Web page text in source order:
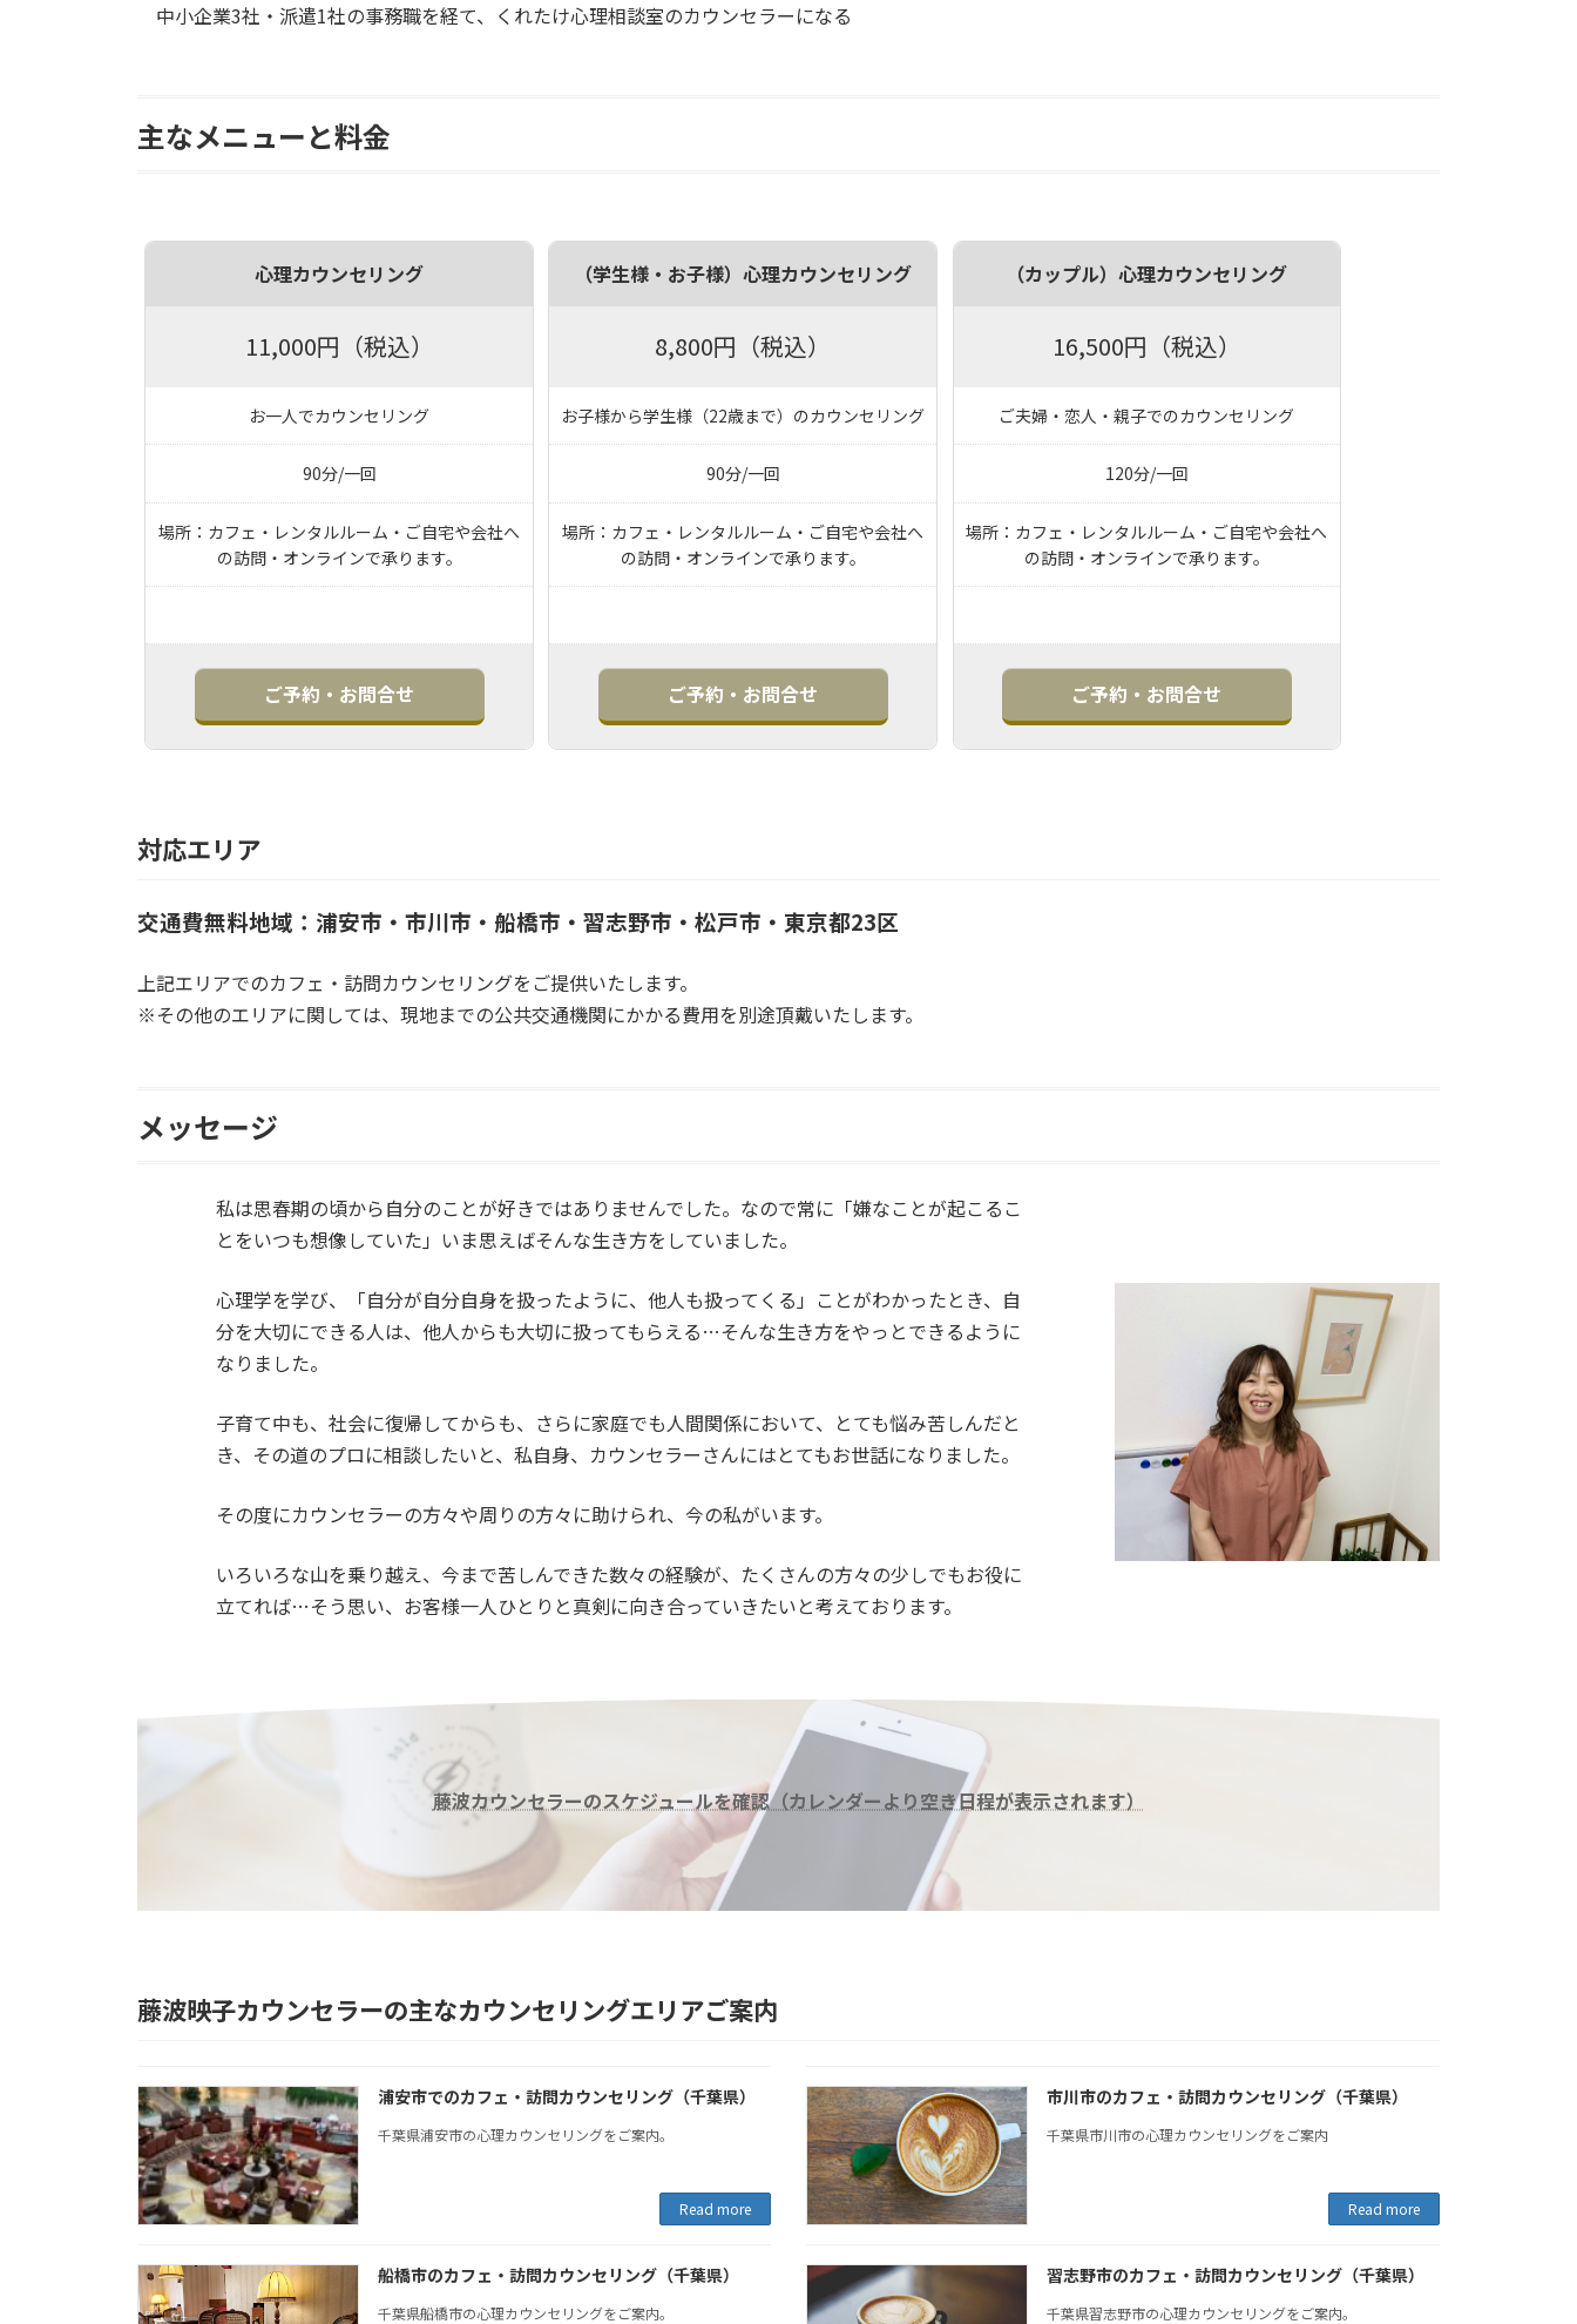
中小企業3社・派遣1社の事務職を経て、くれたけ心理相談室のカウンセラーになる
主なメニューと料金
心理カウンセリング
11,000円（税込）
お一人でカウンセリング
90分/一回
場所：カフェ・レンタルルーム・ご自宅や会社へ
の訪問・オンラインで承ります。
ご予約・お問合せ
（学生様・お子様）心理カウンセリング
8,800円（税込）
お子様から学生様（22歳まで）のカウンセリング
90分/一回
場所：カフェ・レンタルルーム・ご自宅や会社へ
の訪問・オンラインで承ります。
ご予約・お問合せ
（カップル）心理カウンセリング
16,500円（税込）
ご夫婦・恋人・親子でのカウンセリング
120分/一回
場所：カフェ・レンタルルーム・ご自宅や会社へ
の訪問・オンラインで承ります。
ご予約・お問合せ
対応エリア
交通費無料地域：浦安市・市川市・船橋市・習志野市・松戸市・東京都23区
上記エリアでのカフェ・訪問カウンセリングをご提供いたします。
※その他のエリアに関しては、現地までの公共交通機関にかかる費用を別途頂戴いたします。
メッセージ
私は思春期の頃から自分のことが好きではありませんでした。なので常に「嫌なことが起こるこ
とをいつも想像していた」いま思えばそんな生き方をしていました。
心理学を学び、「自分が自分自身を扱ったように、他人も扱ってくる」ことがわかったとき、自
分を大切にできる人は、他人からも大切に扱ってもらえる…そんな生き方をやっとできるように
なりました。
子育て中も、社会に復帰してからも、さらに家庭でも人間関係において、とても悩み苦しんだと
き、その道のプロに相談したいと、私自身、カウンセラーさんにはとてもお世話になりました。
その度にカウンセラーの方々や周りの方々に助けられ、今の私がいます。
いろいろな山を乗り越え、今まで苦しんできた数々の経験が、たくさんの方々の少しでもお役に
立てれば…そう思い、お客様一人ひとりと真剣に向き合っていきたいと考えております。
藤波カウンセラーのスケジュールを確認（カレンダーより空き日程が表示されます）
藤波映子カウンセラーの主なカウンセリングエリアご案内
浦安市でのカフェ・訪問カウンセリング（千葉県）
千葉県浦安市の心理カウンセリングをご案内。
Read more
市川市のカフェ・訪問カウンセリング（千葉県）
千葉県市川市の心理カウンセリングをご案内
Read more
船橋市のカフェ・訪問カウンセリング（千葉県）
千葉県船橋市の心理カウンセリングをご案内。
習志野市のカフェ・訪問カウンセリング（千葉県）
千葉県習志野市の心理カウンセリングをご案内。